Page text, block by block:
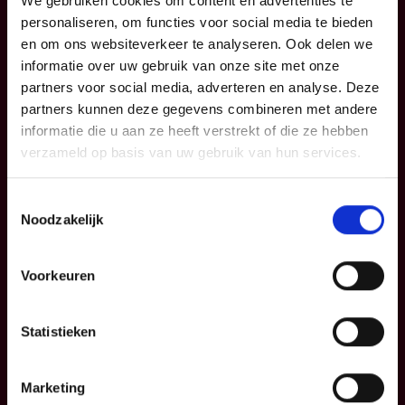
personaliseren, om functies voor social media te bieden
en om ons websiteverkeer te analyseren. Ook delen we
informatie over uw gebruik van onze site met onze
partners voor social media, adverteren en analyse. Deze
partners kunnen deze gegevens combineren met andere
informatie die u aan ze heeft verstrekt of die ze hebben
verzameld op basis van uw gebruik van hun services.
Noodzakelijk
Voorkeuren
Statistieken
Marketing
gezin
Uw sparen en
FAQ
Verzekeringspacks
Informatiefiches
voorwaarden
t